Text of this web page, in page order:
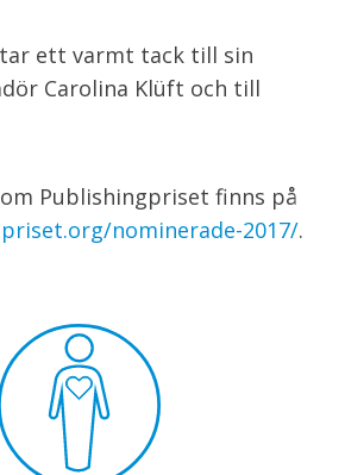
ett varmt tack till sin
Carolina Klüft och till
Publishingpriset finns på
nominerade-2017/.